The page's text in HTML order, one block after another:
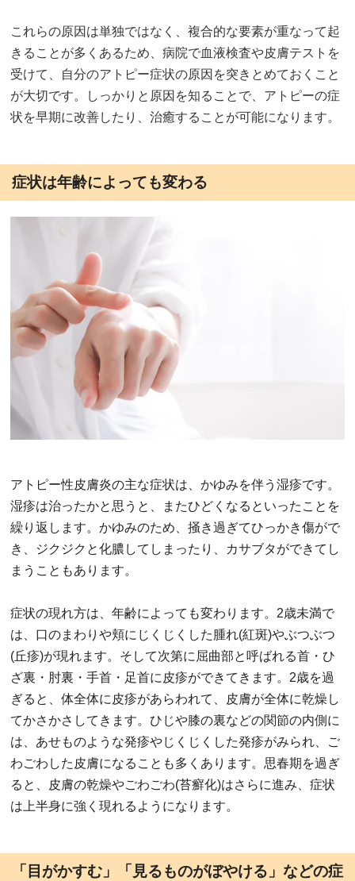
これらの原因は単独ではなく、複合的な要素が重なって起
きることが多くあるため、病院で血液検査や皮膚テストを
受けて、自分のアトピー症状の原因を突きとめておくこと
が大切です。しっかりと原因を知ることで、アトピーの症
状を早期に改善したり、治癒することが可能になります。
症状は年齢によっても変わる
アトピー性皮膚炎の主な症状は、かゆみを伴う湿疹です。
湿疹は治ったかと思うと、またひどくなるといったことを
繰り返します。かゆみのため、掻き過ぎてひっかき傷がで
き、ジクジクと化膿してしまったり、カサブタができてし
まうこともあります。
症状の現れ方は、年齢によっても変わります。2歳未満で
は、口のまわりや頬にじくじくした腫れ(紅斑)やぶつぶつ
(丘疹)が現れます。そして次第に屈曲部と呼ばれる首・ひ
ざ裏・肘裏・手首・足首に皮疹ができてきます。2歳を過
ぎると、体全体に皮疹があらわれて、皮膚が全体に乾燥し
てかさかさしてきます。ひじや膝の裏などの関節の内側に
は、あせものような発疹やじくじくした発疹がみられ、ご
わごわした皮膚になることも多くあります。思春期を過ぎ
ると、皮膚の乾燥やごわごわ(苔癬化)はさらに進み、症状
は上半身に強く現れるようになります。
「目がかすむ」「見るものがぼやける」などの症